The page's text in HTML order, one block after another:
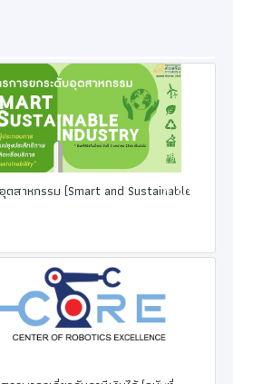
ตสาหกรรม (Smart and Sustainable